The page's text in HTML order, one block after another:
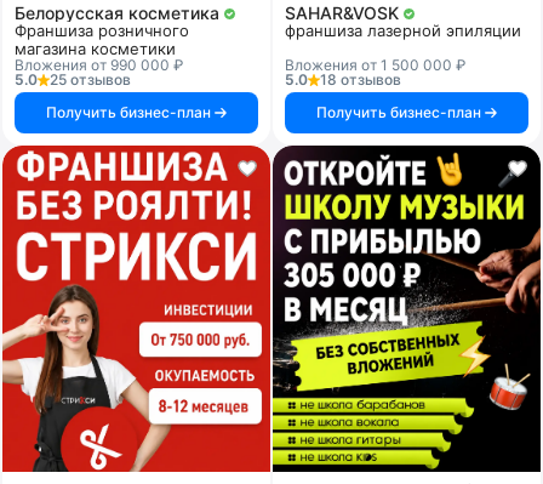
Белорусская косметика
Франшиза розничного
магазина косметики
Вложения от 990 000 ₽
5.0
25 отзывов
Получить бизнес-план
SAHAR&VOSK
франшиза лазерной эпиляции
Вложения от 1 500 000 ₽
5.0
18 отзывов
Получить бизнес-план